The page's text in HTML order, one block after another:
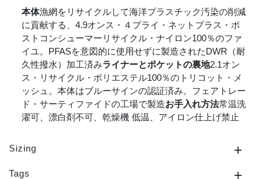
本体漁網をリサイクルして海洋プラスチック汚染の削減
に貢献する、4.9オンス・４プライ・ネットプラス・ポ
ストコンシューマーリサイクル・ナイロン100％のファ
イユ。PFASを意図的に使用せずに製造されたDWR（耐
久性撥水）加工済みライナーとポケットの裏地2.1オン
ス・リサイクル・ポリエステル100％のトリコット・メ
ッシュ。本体はブルーサインの認証済み。フェアトレー
ド・サーティファイドの工場で製造お手入れ方法常温洗
濯可、漂白剤不可、乾燥機 低温、アイロン仕上げ禁止
Sizing
Tags